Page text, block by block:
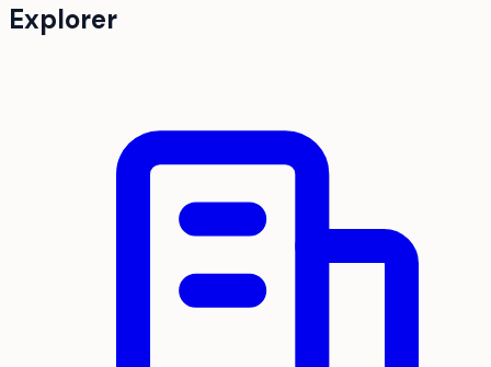
Explorer